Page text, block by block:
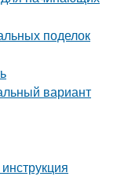
поделок
вариант